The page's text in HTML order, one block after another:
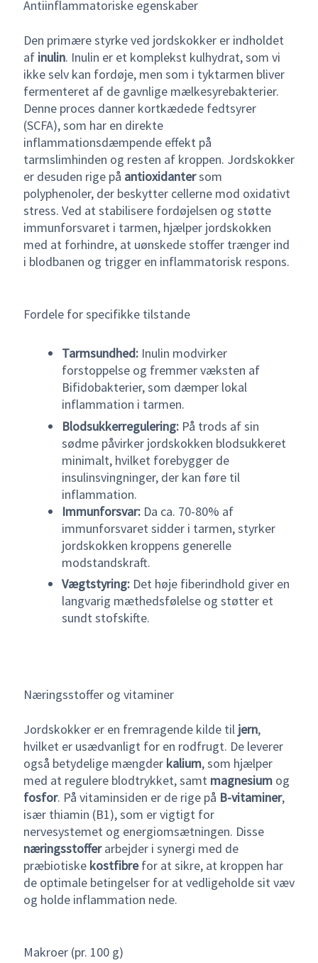
Antiinflammatoriske egenskaber
Den primære styrke ved jordskokker er indholdet
af inulin. Inulin er et komplekst kulhydrat, som vi
ikke selv kan fordøje, men som i tyktarmen bliver
fermenteret af de gavnlige mælkesyrebakterier.
Denne proces danner kortkædede fedtsyrer
(SCFA), som har en direkte
inflammationsdæmpende effekt på
tarmslimhinden og resten af kroppen. Jordskokker
er desuden rige på antioxidantersom
polyphenoler, der beskytter cellerne mod oxidativt
stress. Ved at stabilisere fordøjelsen og støtte
immunforsvaret i tarmen, hjælper jordskokken
med at forhindre, at uønskede stoffer trænger ind
i blodbanen og trigger en inflammatorisk respons.
Fordele for specifikke tilstande
Tarmsundhed:Inulin modvirker
forstoppelse og fremmer væksten af
Bifidobakterier, som dæmper lokal
inflammation i tarmen.
Blodsukkerregulering:På trods af sin
sødme påvirker jordskokken blodsukkeret
minimalt, hvilket forebygger de
insulinsvingninger, der kan føre til
inflammation.
Immunforsvar:Da ca. 70-80% af
immunforsvaret sidder i tarmen, styrker
jordskokken kroppens generelle
modstandskraft.
Vægtstyring:Det høje fiberindhold giver en
langvarig mæthedsfølelse og støtter et
sundt stofskifte.
Næringsstoffer og vitaminer
Jordskokker er en fremragende kilde til jern,
hvilket er usædvanligt for en rodfrugt. De leverer
også betydelige mængder kalium, som hjælper
med at regulere blodtrykket, samt magnesiumog
fosfor. På vitaminsiden er de rige på B-vitaminer,
især thiamin (B1), som er vigtigt for
nervesystemet og energiomsætningen. Disse
næringsstofferarbejder i synergi med de
præbiotiske kostfibrefor at sikre, at kroppen har
de optimale betingelser for at vedligeholde sit væv
og holde inflammation nede.
Makroer (pr. 100 g)